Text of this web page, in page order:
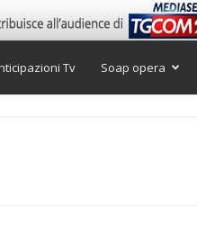
Tv Soap opera